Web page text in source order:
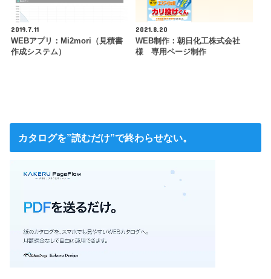
2019.7.11
WEBアプリ：Mi2mori（見積書
作成システム）
2021.8.20
WEB制作：朝日化工株式会社
様 専用ページ制作
カタログを”読むだけ”で終わらせない。